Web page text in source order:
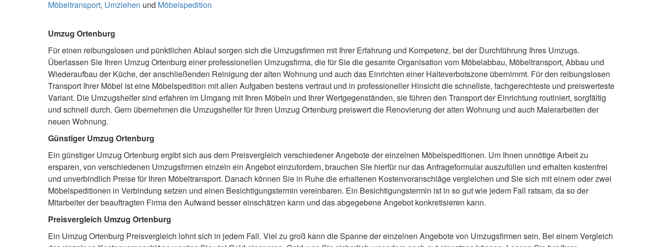
Möbeltransport, Umziehen und Möbelspedition
Umzug Ortenburg
Für einen reibungslosen und pünktlichen Ablauf sorgen sich die Umzugsfirmen mit Ihrer Erfahrung und Kompetenz, bei der Durchführung Ihres Umzugs.
Überlassen Sie Ihren Umzug Ortenburg einer professionellen Umzugsfirma, die für Sie die gesamte Organisation vom Möbelabbau, Möbeltransport, Abbau und
Wiederaufbau der Küche, der anschließenden Reinigung der alten Wohnung und auch das Einrichten einer Halteverbotszone übernimmt. Für den reibungslosen
Transport Ihrer Möbel ist eine Möbelspedition mit allen Aufgaben bestens vertraut und in professioneller Hinsicht die schnellste, fachgerechteste und preiswerteste
Variant. Die Umzugshelfer sind erfahren im Umgang mit Ihren Möbeln und Ihrer Wertgegenständen, sie führen den Transport der Einrichtung routiniert, sorgfältig
und schnell durch. Gern übernehmen die Umzugshelfer für Ihren Umzug Ortenburg preiswert die Renovierung der alten Wohnung und auch Malerarbeiten der
neuen Wohnung.
Günstiger Umzug Ortenburg
Ein günstiger Umzug Ortenburg ergibt sich aus dem Preisvergleich verschiedener Angebote der einzelnen Möbelspeditionen. Um Ihnen unnötige Arbeit zu
ersparen, von verschiedenen Umzugsfirmen einzeln ein Angebot einzufordern, brauchen Sie hierfür nur das Anfrageformular auszufüllen und erhalten kostenfrei
und unverbindlich Preise für Ihren Möbeltransport. Danach können Sie in Ruhe die erhaltenen Kostenvoranschläge vergleichen und Sie sich mit einem oder zwei
Möbelspeditionen in Verbindung setzen und einen Besichtigungstermin vereinbaren. Ein Besichtigungstermin ist in so gut wie jedem Fall ratsam, da so der
Mitarbeiter der beauftragten Firma den Aufwand besser einschätzen kann und das abgegebene Angebot konkretisieren kann.
Preisvergleich Umzug Ortenburg
Ein Umzug Ortenburg Preisvergleich lohnt sich in jedem Fall. Viel zu groß kann die Spanne der einzelnen Angebote von Umzugsfirmen sein. Bei einem Vergleich